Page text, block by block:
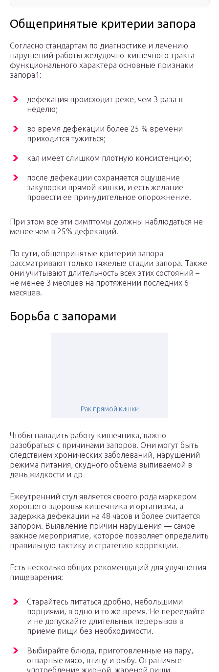
Общепринятые критерии запора
Согласно стандартам по диагностике и лечению
нарушений работы желудочно-кишечного тракта
функционального характера основные признаки
запора1:
дефекация происходит реже, чем 3 раза в
неделю;
во время дефекации более 25 % времени
приходится тужиться;
кал имеет слишком плотную консистенцию;
после дефекации сохраняется ощущение
закупорки прямой кишки, и есть желание
провести ее принудительное опорожнение.
При этом все эти симптомы должны наблюдаться не
менее чем в 25% дефекаций.
По сути, общепринятые критерии запора
рассматривают только тяжелые стадии запора. Также
они учитывают длительность всех этих состояний –
не менее 3 месяцев на протяжении последних 6
месяцев.
Борьба с запорами
Рак прямой кишки
Чтобы наладить работу кишечника, важно
разобраться с причинами запоров. Они могут быть
следствием хронических заболеваний, нарушений
режима питания, скудного объема выпиваемой в
день жидкости и др
Ежеутренний стул является своего рода маркером
хорошего здоровья кишечника и организма, а
задержка дефекации на 48 часов и более считается
запором. Выявление причин нарушения — самое
важное мероприятие, которое позволяет определить
правильную тактику и стратегию коррекции.
Есть несколько общих рекомендаций для улучшения
пищеварения:
Старайтесь питаться дробно, небольшими
порциями, в одно и то же время. Не переедайте
и не допускайте длительных перерывов в
приеме пищи без необходимости.
Выбирайте блюда, приготовленные на пару,
отварные мясо, птицу и рыбу. Ограничьте
употребление жирной, жареной пищи,